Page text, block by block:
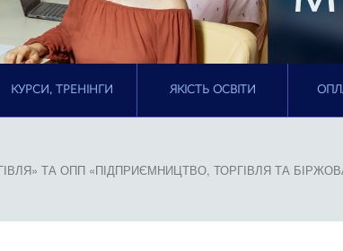
КУРСИ, ТРЕНІНГИ ЯКІСТЬ ОСВІТИ
ТА ОПП «ПІДПРИЄМНИЦТВО, ТОРГІВЛЯ ТА